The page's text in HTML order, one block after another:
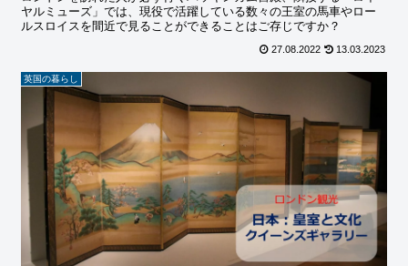
ヤルミューズ」では、現役で活躍している数々の王室の馬車やロー
ルスロイスを間近で見ることができることはご存じですか？
27.08.2022 13.03.2023
英国の暮らし